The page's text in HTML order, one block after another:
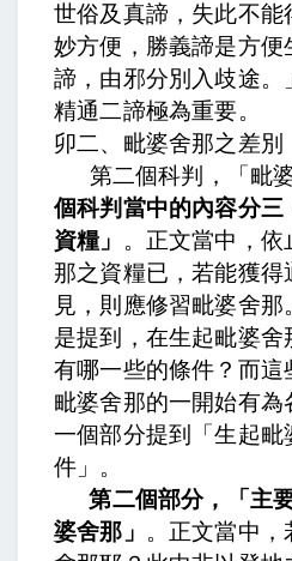
世俗及真諦，失此不能
妙方便，勝義諦是方便
諦，由邪分別入歧途。
精通二諦極為重要。
卯二、毗婆舍那之差別
第二個科判，「毗
個科判當中的內容分三
資糧」
。正文當中， 依
那之資糧已，若能獲得
見，則應修習毗婆舍那
是提到，在生起毗婆
有哪一些的條件？而這
毗婆舍那的一開始有
一個部分提到「生起毗
件」。
第二個部分，「主
婆舍那」 。正文當中，